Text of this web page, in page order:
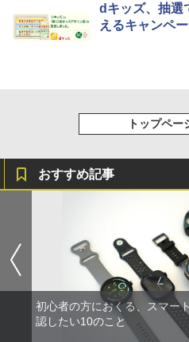
dキッズ、抽選
えるキャンペ
トップペー
おすすめ記事
初心者の方におくる、スマー
認したい10のこと